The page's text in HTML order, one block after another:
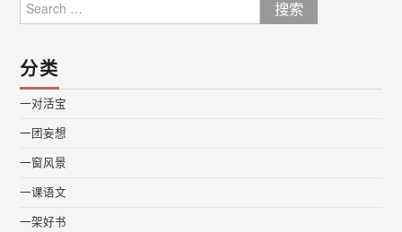
for:
分类
一对活宝
一团妄想
一窗风景
一课语文
一架好书